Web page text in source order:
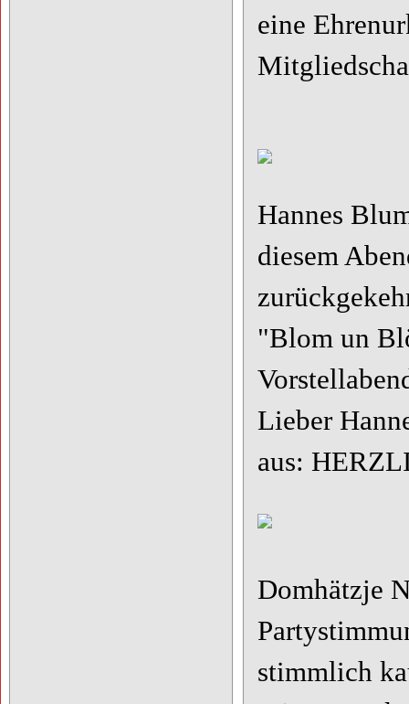
eine
Hannes
diesem
"Blom un
Lieber
aus:
Domhätzje
stimmlich